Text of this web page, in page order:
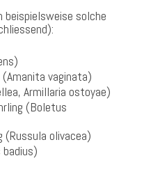
solche
vaginata)
Armillaria ostoyae)
(Boletus
olivacea)